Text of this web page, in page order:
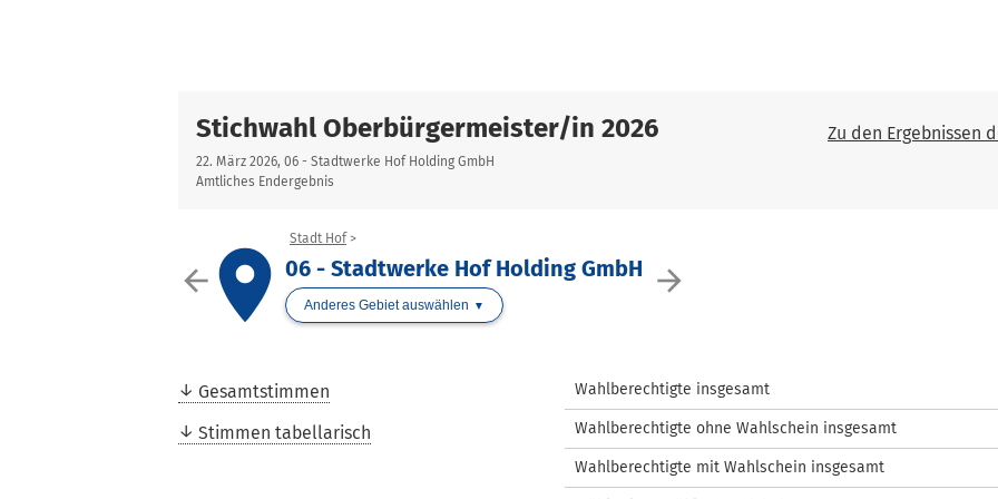
Stichwahl Oberbürgermeister/in 2026
22. März 2026, 06 - Stadtwerke Hof Holding GmbH
Amtliches Endergebnis
Zu den Ergebnissen
arrow_back arrow_forward
place
Stadt Hof
06 - Stadtwerke Hof Holding GmbH
Anderes Gebiet auswählen
Gesamtstimmen
Stimmen tabellarisch
Wahlberechtigte insgesamt
Wahlberechtigte ohne Wahlschein insgesamt
Wahlberechtigte mit Wahlschein insgesamt